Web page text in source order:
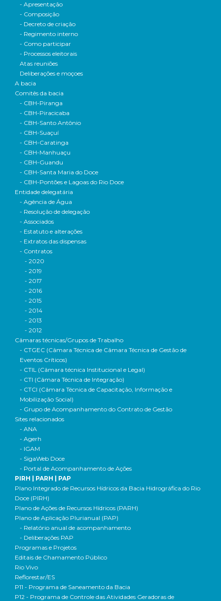
- Apresentação
- Composição
- Decreto de criação
- Regimento interno
- Como participar
- Processos eleitorais
Atas reuniões
Deliberações e moçoes
A bacia
Comitês da bacia
- CBH-Piranga
- CBH-Piracicaba
- CBH-Santo Antônio
- CBH-Suaçuí
- CBH-Caratinga
- CBH-Manhuaçu
- CBH-Guandu
- CBH-Santa Maria do Doce
- CBH-Pontões e Lagoas do Rio Doce
Entidade delegatária
- Agência de Água
- Resolução de delegação
- Associados
- Estatuto e alterações
- Extratos das dispensas
- Contratos
- 2020
- 2019
- 2017
- 2016
- 2015
- 2014
- 2013
- 2012
Câmaras técnicas/Grupos de Trabalho
- CTGEC (Câmara Técnica de Câmara Técnica de Gestão de
Eventos Críticos)
- CTIL (Câmara técnica Institucional e Legal)
- CTI (Câmara Técnica de Integração)
- CTCI (Câmara Técnica de Capacitação, Informação e
Mobilização Social)
- Grupo de Acompanhamento do Contrato de Gestão
Sites relacionados
- ANA
- Agerh
- IGAM
- SigaWeb Doce
- Portal de Acompanhamento de Ações
PIRH | PARH | PAP
Plano Integrado de Recursos Hídricos da Bacia Hidrográfica do Rio
Doce (PIRH)
Plano de Ações de Recursos Hídricos (PARH)
Plano de Aplicação Plurianual (PAP)
- Relatório anual de acompanhamento
- Deliberações PAP
Programas e Projetos
Editais de Chamamento Público
Rio Vivo
Reflorestar/ES
P11 - Programa de Saneamento da Bacia
P12 - Programa de Controle das Atividades Geradoras de